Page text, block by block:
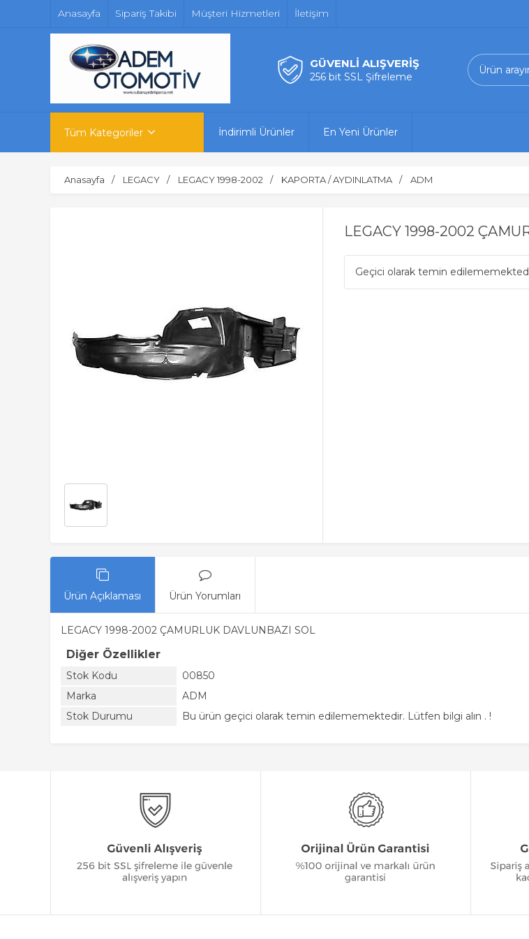
Anasayfa Sipariş Takibi Müşteri Hizmetleri İletişim
GÜVENLİ ALIŞVERİŞ
256 bit SSL Şifreleme
Tüm Kategoriler İndirimli Ürünler En Yeni Ürünler
Anasayfa LEGACY LEGACY 1998-2002 KAPORTA / AYDINLATMA ADM
LEGACY 1998-2002
Geçici olarak temin
Ürün Açıklaması Ürün Yorumları
LEGACY 1998-2002 ÇAMURLUK DAVLUNBAZI SOL
Diğer Özellikler
Stok Kodu
00850
Marka
ADM
Stok Durumu
Bu ürün geçici olarak temin edilememektedir. Lütfen bilgi alın . !